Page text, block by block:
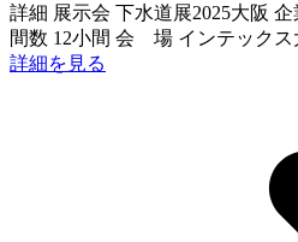
詳細 展示会 下水道展2025大阪
間数 12小間 会 場 インテックス
詳細を見る